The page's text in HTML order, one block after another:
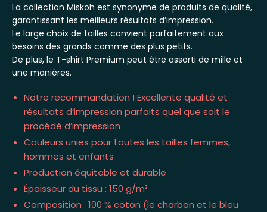
La collection Miskoh est synonyme de produits de qualité,
garantissant les meilleurs résultats d’impression.
Le large choix de tailles convient parfaitement aux
besoins des grands comme des plus petits.
De plus, le T-shirt Premium peut être assorti de mille et
une manières.
Notre recommandation ! Excellente qualité et
résultats d’impression parfaits quel que soit le
procédé d’impression
Couleurs unies pour toutes les tailles femmes,
hommes et enfants
Production équitable et durable
Épaisseur du tissu : 150 g/m²
Composition : 100 % coton (le charbon et le bleu